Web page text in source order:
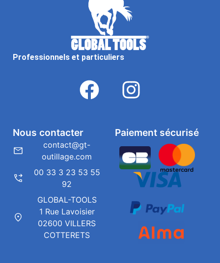
Professionnels et particuliers
Paiement sécurisé
Nous contacter
contact@gt-
outillage.com
00 33 3 23 53 55
92
GLOBAL-TOOLS
1 Rue Lavoisier
02600 VILLERS
COTTERETS